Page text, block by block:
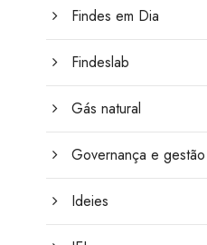
Findes em Dia
Findeslab
Gás natural
Governança e gestão
Ideies